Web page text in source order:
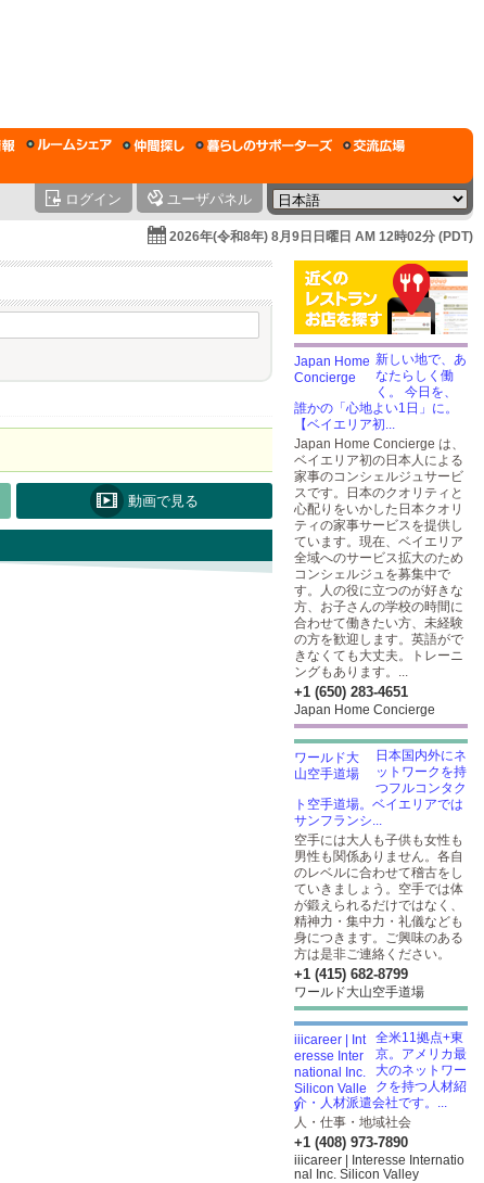
ログイン ユーザパネル
2026年(令和8年) 8月9日日曜日 AM 12時02分 (PDT)
動画で見る
新しい地で、あ
なたらしく働
く。 今日を、
誰かの「心地よい1日」に。
【ベイエリア初...
Japan Home Concierge は、
ベイエリア初の日本人による
家事のコンシェルジュサービ
スです。日本のクオリティと
心配りをいかした日本クオリ
ティの家事サービスを提供し
ています。現在、ベイエリア
全域へのサービス拡大のため
コンシェルジュを募集中で
す。人の役に立つのが好きな
方、お子さんの学校の時間に
合わせて働きたい方、未経験
の方を歓迎します。英語がで
きなくても大丈夫。トレーニ
ングもあります。...
+1 (650) 283-4651
Japan Home Concierge
日本国内外にネ
ットワークを持
つフルコンタク
ト空手道場。ベイエリアでは
サンフランシ...
空手には大人も子供も女性も
男性も関係ありません。各自
のレベルに合わせて稽古をし
ていきましょう。空手では体
が鍛えられるだけではなく、
精神力・集中力・礼儀なども
身につきます。ご興味のある
方は是非ご連絡ください。
+1 (415) 682-8799
ワールド大山空手道場
全米11拠点+東
京。アメリカ最
大のネットワー
クを持つ人材紹
介・人材派遣会社です。...
人・仕事・地域社会
+1 (408) 973-7890
iiicareer | Interesse Internatio
nal Inc. Silicon Valley